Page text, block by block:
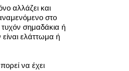
αλλάζει και
στο
σημαδάκια ή
ελάττωμα ή
να έχει